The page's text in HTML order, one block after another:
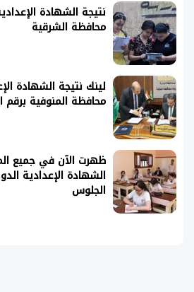
محافظة الشرقية
لينك نتيجة الشهادة
محافظة المنوفية برقم
ظهرت الآن في جميع
الجلوس